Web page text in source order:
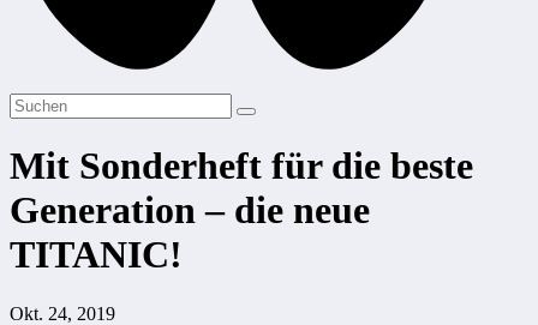
Mit Sonderheft für die beste
Generation – die neue
TITANIC!
Okt. 24, 2019